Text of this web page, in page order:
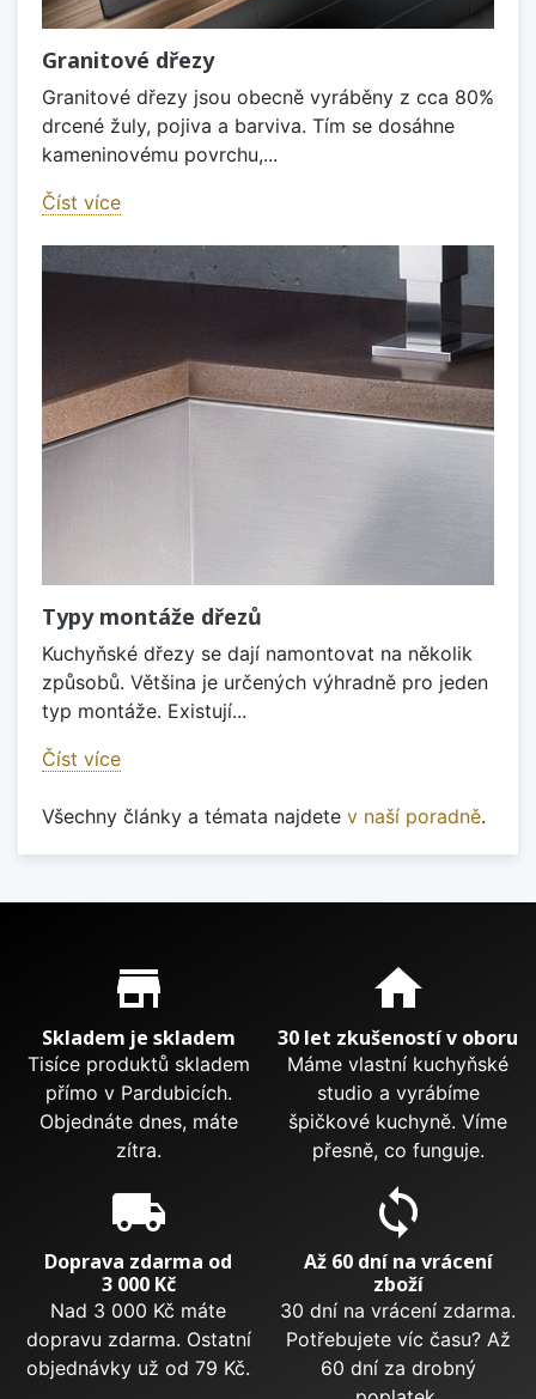
Granitové dřezy
Granitové dřezy jsou obecně vyráběny z cca 80%
drcené žuly, pojiva a barviva. Tím se dosáhne
kameninovému povrchu,...
Číst více
Typy montáže dřezů
Kuchyňské dřezy se dají namontovat na několik
způsobů. Většina je určených výhradně pro jeden
typ montáže. Existují...
Číst více
Všechny články a témata najdete v naší poradně.
Proč nakupovat u nás?
store_mall_directory
Skladem je skladem
Tisíce produktů skladem
přímo v Pardubicích.
Objednáte dnes, máte
zítra.
home
30 let zkušeností v oboru
Máme vlastní kuchyňské
studio a vyrábíme
špičkové kuchyně. Víme
přesně, co funguje.
local_shipping
Doprava zdarma od
3 000 Kč
Nad 3 000 Kč máte
dopravu zdarma. Ostatní
objednávky už od 79 Kč.
sync
Až 60 dní na vrácení
zboží
30 dní na vrácení zdarma.
Potřebujete víc času? Až
60 dní za drobný